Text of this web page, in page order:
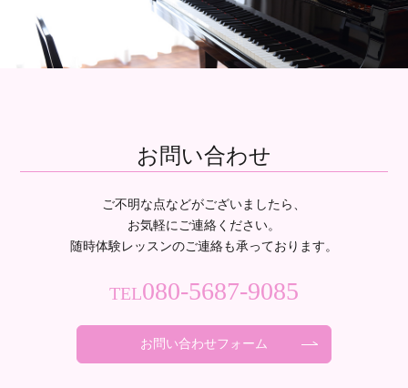
お問い合わせ
ご不明な点などがございましたら、
お気軽にご連絡ください。
随時体験レッスンのご連絡も承っております。
TEL080-5687-9085
お問い合わせフォーム